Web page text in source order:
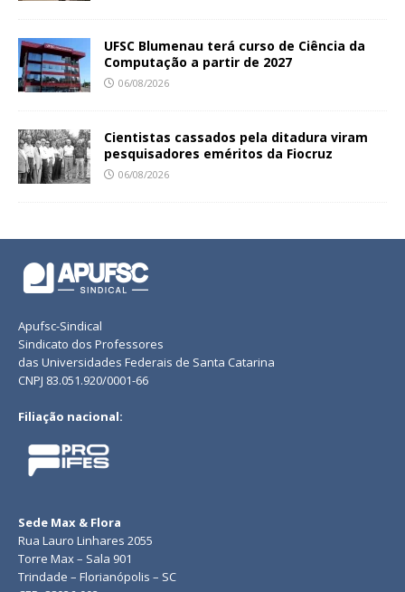
UFSC Blumenau terá curso de Ciência da
Computação a partir de 2027
06/08/2026
Cientistas cassados pela ditadura viram
pesquisadores eméritos da Fiocruz
06/08/2026
Apufsc-Sindical
Sindicato dos Professores
das Universidades Federais de Santa Catarina
CNPJ 83.051.920/0001-66
Filiação nacional:
Sede Max & Flora
Rua Lauro Linhares 2055
Torre Max – Sala 901
Trindade – Florianópolis – SC